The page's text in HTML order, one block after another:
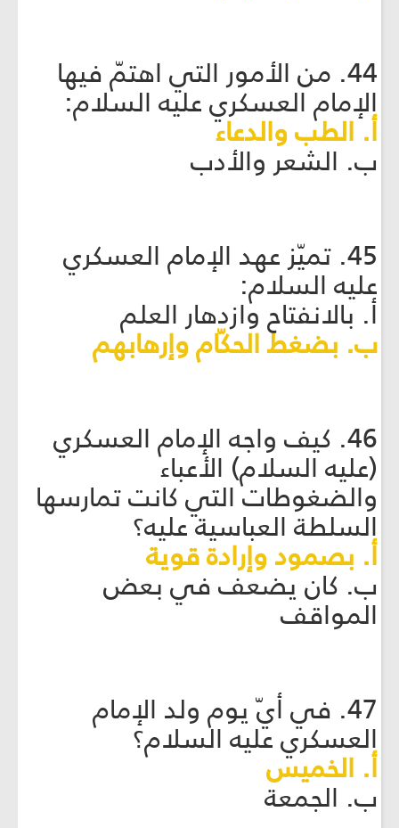
44. من الأمور التي اهتمّ فيها
الإمام العسكري عليه السلام:
أ. الطب والدعاء
ب. الشعر والأدب
45. تميّز عهد الإمام العسكري
عليه السلام:
أ. بالانفتاح وازدهار العلم
ب. بضغط الحكّام وإرهابهم
46. كيف واجه الإمام العسكري
(عليه السلام) الأعباء
والضغوطات التي كانت تمارسها
السلطة العباسية عليه؟
أ. بصمود وإرادة قوية
ب. كان يضعف في بعض
المواقف
47. في أيّ يوم ولد الإمام
العسكري عليه السلام؟
أ. الخميس
ب. الجمعة